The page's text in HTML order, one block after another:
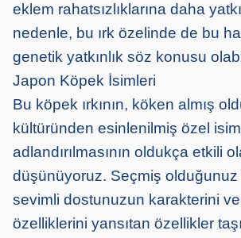
eklem rahatsızlıklarına daha
nedenle, bu ırk özelinde de bu
genetik yatkınlık söz konusu
Japon Köpek İsimleri
Bu köpek ırkının, köken almış
kültüründen esinlenilmiş özel
adlandırılmasının oldukça etkili
düşünüyoruz. Seçmiş olduğunuz
sevimli dostunuzun karakterini ve
özelliklerini yansıtan özellikler